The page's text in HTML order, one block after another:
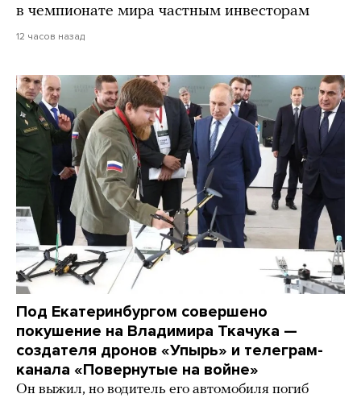
в чемпионате мира частным инвесторам
12 часов назад
Под Екатеринбургом совершено
покушение на Владимира Ткачука —
создателя дронов «Упырь» и телеграм-
канала «Повернутые на войне»
Он выжил, но водитель его автомобиля погиб